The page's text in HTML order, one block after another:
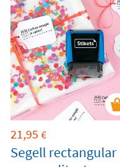
21,95 €
Segell rectangular